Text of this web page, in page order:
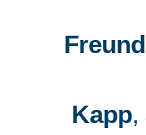
Freund
Kapp,